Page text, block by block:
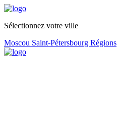
Sélectionnez votre ville
Moscou Saint-Pétersbourg Régions